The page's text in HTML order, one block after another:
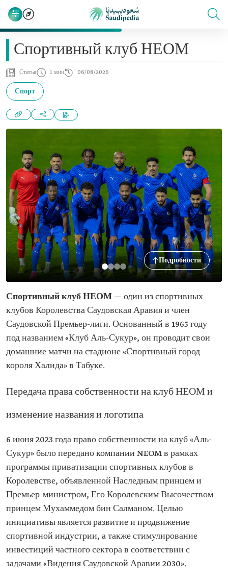
Спортивный клуб НЕОМ
Статья 1 мин 06/08/2026
Спорт
Подробности
Спортивный клуб НЕОМ — один из спортивных
клубов Королевства Саудовская Аравия и член
Саудовской Премьер-лиги. Основанный в 1965 году
под названием «Клуб Аль-Сукур», он проводит свои
домашние матчи на стадионе «Спортивный город
короля Халида» в Табуке.
Передача права собственности на клуб НЕОМ и
изменение названия и логотипа
6 июня 2023 года право собственности на клуб «Аль-
Сукур» было передано компании NEOM в рамках
программы приватизации спортивных клубов в
Королевстве, объявленной Наследным принцем и
Премьер-министром, Его Королевским Высочеством
принцем Мухаммедом бин Салманом. Целью
инициативы является развитие и продвижение
спортивной индустрии, а также стимулирование
инвестиций частного сектора в соответствии с
задачами «Видения Саудовской Аравии 2030».